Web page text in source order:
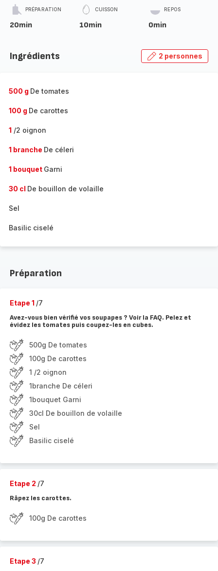
PRÉPARATION
20min
CUISSON
10min
REPOS
0min
Ingrédients 2 personnes
500 g De tomates
100 g De carottes
1 /2 oignon
1 branche De céleri
1 bouquet Garni
30 cl De bouillon de volaille
Sel
Basilic ciselé
Préparation
Etape 1 /7
Avez-vous bien vérifié vos soupapes ? Voir la FAQ. Pelez et
évidez les tomates puis coupez-les en cubes.
500g De tomates
100g De carottes
1 /2 oignon
1branche De céleri
1bouquet Garni
30cl De bouillon de volaille
Sel
Basilic ciselé
Etape 2 /7
Râpez les carottes.
100g De carottes
Etape 3 /7